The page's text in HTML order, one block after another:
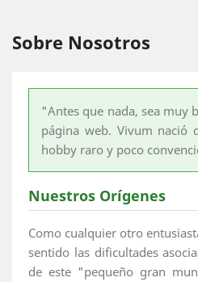
Sobre Nosotros
"Antes que nada, sea muy
página web. Vivum nació
hobby raro y poco
Nuestros Orígenes
Como cualquier otro
sentido las dificultades
de este "pequeño gran